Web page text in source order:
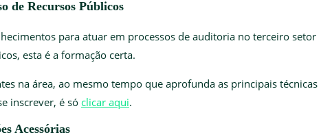
de Recursos Públicos
para atuar em processos de auditoria no terceiro setor
esta é a formação certa.
na área, ao mesmo tempo que aprofunda as principais técnicas
inscrever, é só clicar aqui.
Acessórias